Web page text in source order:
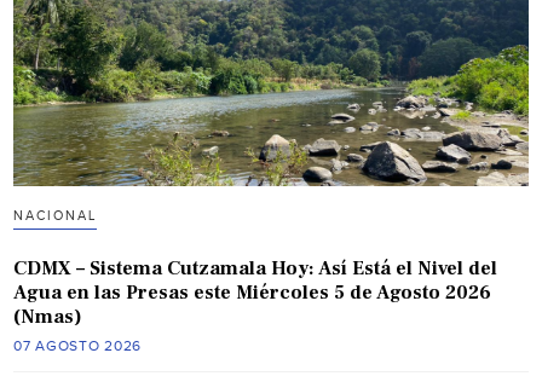
NACIONAL
CDMX – Sistema Cutzamala Hoy: Así Está el Nivel del
Agua en las Presas este Miércoles 5 de Agosto 2026
(Nmas)
07 AGOSTO 2026